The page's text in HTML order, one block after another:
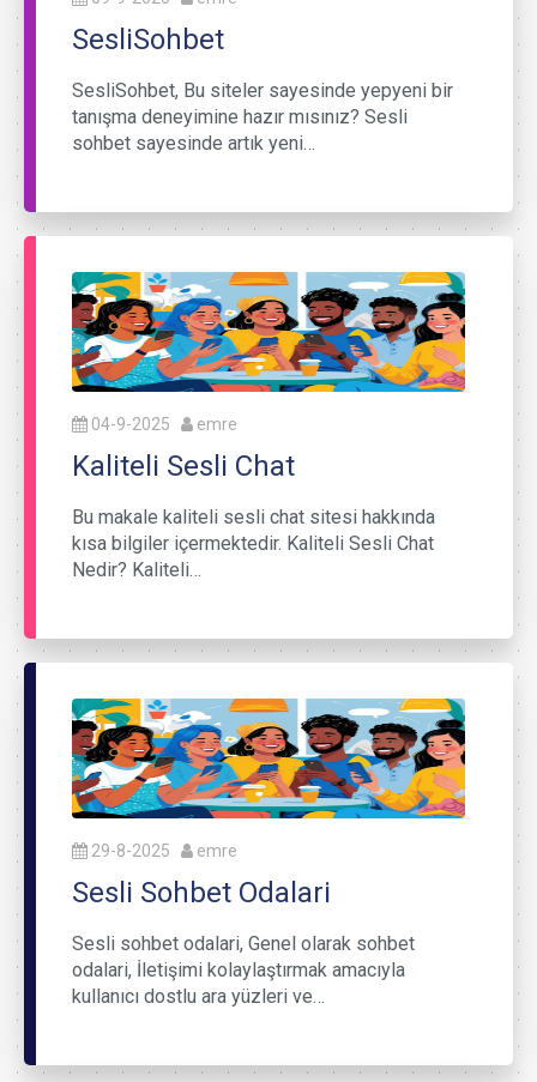
SesliSohbet
SesliSohbet, Bu siteler sayesinde yepyeni bir
tanışma deneyimine hazır mısınız? Sesli
sohbet sayesinde artık yeni…
04-9-2025 emre
Kaliteli Sesli Chat
Bu makale kaliteli sesli chat sitesi hakkında
kısa bilgiler içermektedir. Kaliteli Sesli Chat
Nedir? Kaliteli…
29-8-2025 emre
Sesli Sohbet Odalari
Sesli sohbet odalari, Genel olarak sohbet
odalari, İletişimi kolaylaştırmak amacıyla
kullanıcı dostlu ara yüzleri ve…